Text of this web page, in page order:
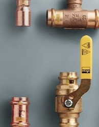
ШИРОКИЙ